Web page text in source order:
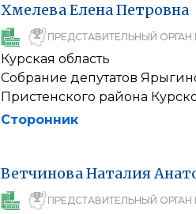
ХмелеваЕленаПетровна
ПРЕДСТАВИТЕЛЬНЫЙ
Курская область
Собрание депутатов
Пристенского района
Сторонник
ВетчиноваНаталия
ПРЕДСТАВИТЕЛЬНЫЙ